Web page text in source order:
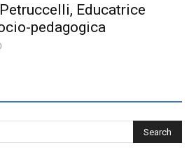
Educatrice
pedagogica